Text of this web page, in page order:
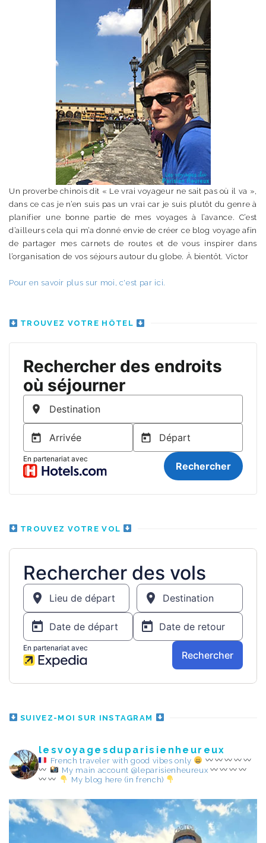
Un proverbe chinois dit « Le vrai voyageur ne sait pas où il va »,
dans ce cas je n’en suis pas un vrai car je suis plutôt du genre à
planifier une bonne partie de mes voyages à l’avance. C’est
d’ailleurs cela qui m’a donné envie de créer ce blog voyage afin
de partager mes carnets de routes et de vous inspirer dans
l’organisation de vos séjours autour du globe. À bientôt. Victor
Pour en savoir plus sur moi, c'est par ici.
TROUVEZ VOTRE HÔTEL
TROUVEZ VOTRE VOL
SUIVEZ-MOI SUR INSTAGRAM
lesvoyagesduparisienheureux
French traveler with good vibes only
My main account @leparisienheureux
My blog here (in french)